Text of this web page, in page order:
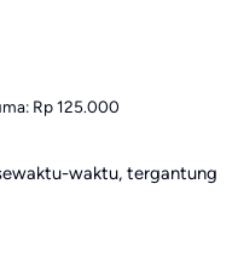
Rp 125.000
waktu, tergantung